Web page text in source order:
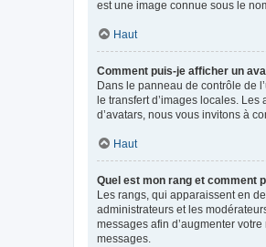
est une image connue sous le
Haut
Comment puis-je afficher un
Dans le panneau de contrôle de
le transfert d’images locales.
d’avatars, nous vous invitons à
Haut
Quel est mon rang et comment
Les rangs, qui apparaissent en
administrateurs et les
messages afin d’augmenter
messages.